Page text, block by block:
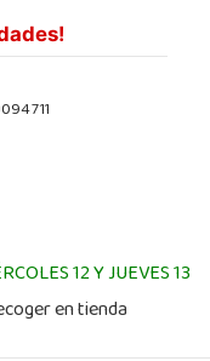
12 Y JUEVES 13
en tienda